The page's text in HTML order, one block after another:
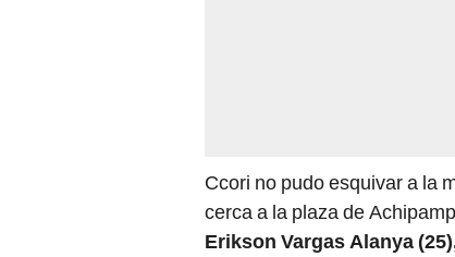
Ccori no pudo esquivar a la
cerca a la plaza de
Erikson Vargas Alanya